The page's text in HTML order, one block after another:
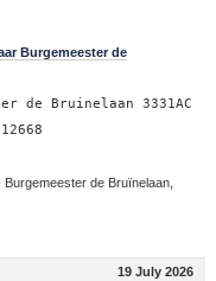
Burgemeester de
de Bruinelaan 3331AC
Burgemeester de Bruïnelaan,
19 July 2026